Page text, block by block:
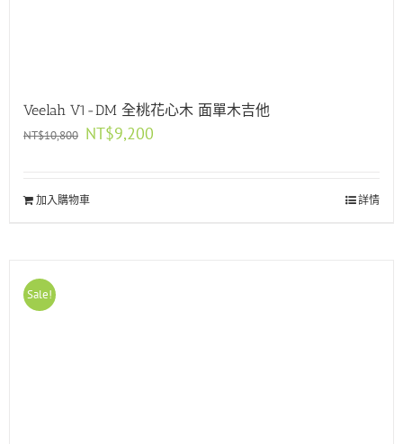
Veelah V1-DM 全桃花心木 面單木吉他
NT$10,800 原
NT$10,800。
NT$9,200
加入購物車 詳情
Sale!